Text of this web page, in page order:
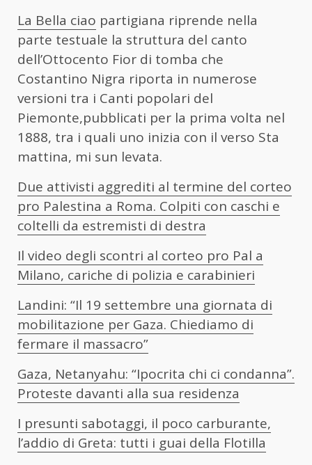
La Bella ciao partigiana riprende nella
parte testuale la struttura del canto
dell’Ottocento Fior di tomba che
Costantino Nigra riporta in numerose
versioni tra i Canti popolari del
Piemonte,pubblicati per la prima volta nel
1888, tra i quali uno inizia con il verso Sta
mattina, mi sun levata.
Due attivisti aggrediti al termine del corteo
pro Palestina a Roma. Colpiti con caschi e
coltelli da estremisti di destra
Il video degli scontri al corteo pro Pal a
Milano, cariche di polizia e carabinieri
Landini: “Il 19 settembre una giornata di
mobilitazione per Gaza. Chiediamo di
fermare il massacro”
Gaza, Netanyahu: “Ipocrita chi ci condanna”.
Proteste davanti alla sua residenza
I presunti sabotaggi, il poco carburante,
l’addio di Greta: tutti i guai della Flotilla